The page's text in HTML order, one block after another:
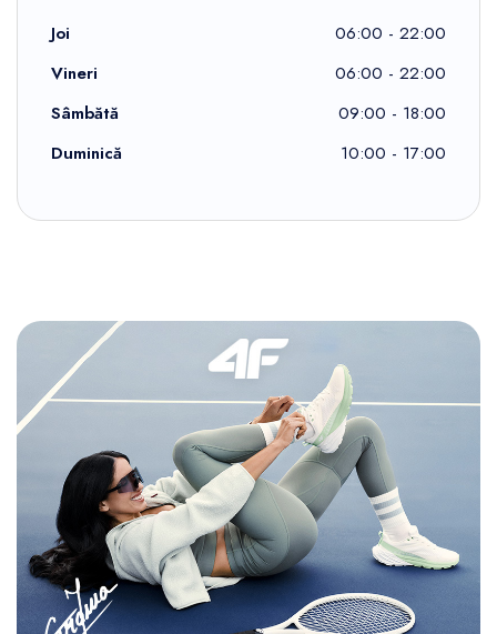
Joi
06:00 - 22:00
Vineri
06:00 - 22:00
Sâmbătă
09:00 - 18:00
Duminică
10:00 - 17:00